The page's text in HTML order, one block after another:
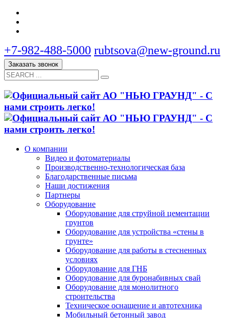
+7-982-488-5000 rubtsova@new-ground.ru
Заказать звонок
О компании
Видео и фотоматериалы
Производственно-технологическая база
Благодарственные письма
Наши достижения
Партнеры
Оборудование
Оборудование для струйной цементации
грунтов
Оборудование для устройства «стены в
грунте»
Оборудование для работы в стесненных
условиях
Оборудование для ГНБ
Оборудование для буронабивных свай
Оборудование для монолитного
строительства
Техническое оснащение и автотехника
Мобильный бетонный завод